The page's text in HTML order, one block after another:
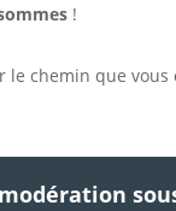
!
le chemin que vous